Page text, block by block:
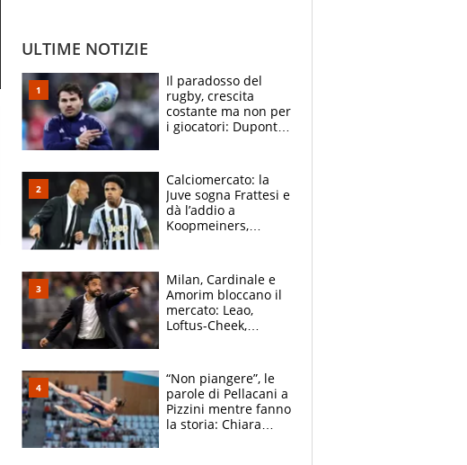
ULTIME NOTIZIE
Il paradosso del
rugby, crescita
costante ma non per
i giocatori: Dupont
solo 1,4 milioni
all'anno
Calciomercato: la
Juve sogna Frattesi e
dà l’addio a
Koopmeiners,
scatenata
Milan, Cardinale e
Amorim bloccano il
mercato: Leao,
Loftus-Cheek,
Soulè e Osorio nel
mirino
“Non piangere”, le
parole di Pellacani a
Pizzini mentre fanno
la storia: Chiara